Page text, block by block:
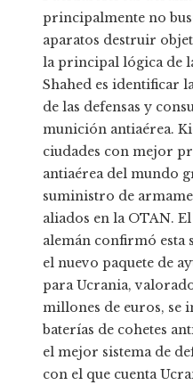
principalmente no
aparatos destruir
la principal lógica de
Shahed es identificar
de las defensas y
munición antiaérea.
ciudades con mejor
antiaérea del mundo
suministro de
aliados en la OTAN.
alemán confirmó esta
el nuevo paquete de
para Ucrania,
millones de euros, se
baterías de cohetes
el mejor sistema de
con el que cuenta